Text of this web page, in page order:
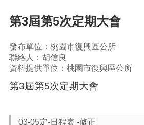
第3屆第5次定期大會
發布單位：桃園市復興區公所
聯絡人：胡信良
資料提供單位：桃園市復興區公所
第3屆第5次定期大會
03-05定-日程表 -修正